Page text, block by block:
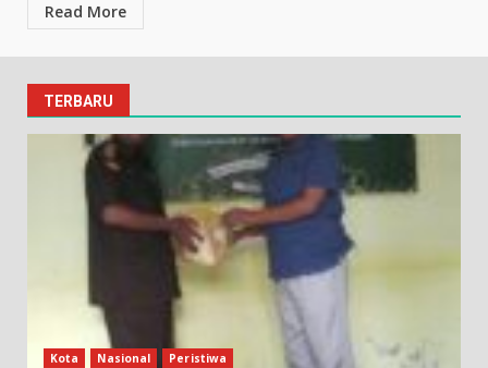
Read More
TERBARU
Kota Nasional Peristiwa